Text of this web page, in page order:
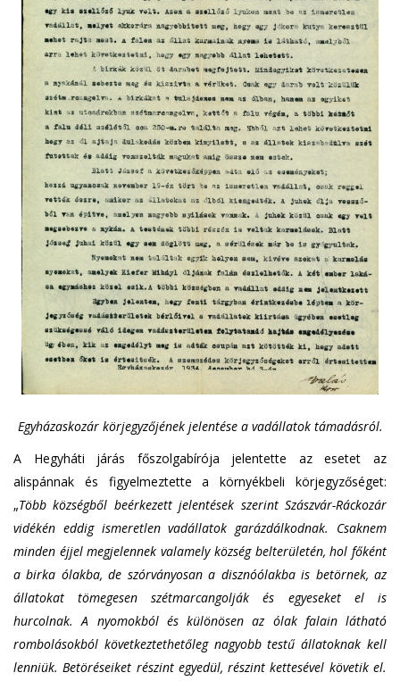
Egyházaskozár körjegyzőjének jelentése a vadállatok támadásról.
A Hegyháti járás főszolgabírója jelentette az esetet az
alispánnak és figyelmeztette a környékbeli körjegyzőséget:
„Több községből beérkezett jelentések szerint Szászvár-Ráckozár
vidékén eddig ismeretlen vadállatok garázdálkodnak. Csaknem
minden éjjel megjelennek valamely község belterületén, hol főként
a birka ólakba, de szórványosan a disznóólakba is betörnek, az
állatokat tömegesen szétmarcangolják és egyeseket el is
hurcolnak. A nyomokból és különösen az ólak falain látható
rombolásokból következtethetőleg nagyobb testű állatoknak kell
lenniük. Betöréseiket részint egyedül, részint kettesével követik el.